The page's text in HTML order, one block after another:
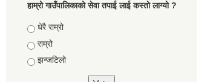
हाम्रो गाउँपालिकाको सेवा तपाई लाई कस्तो लाग्यो ?
Choices
धेरै राम्रो
राम्रो
झन्जटिलो